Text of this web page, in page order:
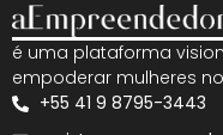
é uma plataforma
empoderar mulheres
+55 41 9 8795-3443